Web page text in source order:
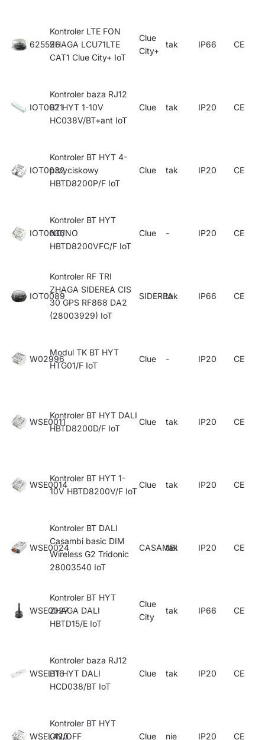
625596
Kontroler LTE FON
ZHAGA LCU71LTE
CAT1 Clue City+ IoT
Clue
City+
tak IP66 CE
IOT0021
Kontroler baza RJ12
BT HYT 1-10V
HC038V/BT+ant IoT
Clue tak IP20 CE
IOT0032
Kontroler BT HYT 4-
przyciskowy
HBTD8200P/F IoT
Clue tak IP20 CE
IOT0036
Kontroler BT HYT
NC/NO
HBTD8200VFC/F IoT
Clue - IP20 CE
IOT0089
Kontroler RF TRI
ZHAGA SIDEREA CIS
30 GPS RF868 DA2
(28003929) IoT
SIDEREAtak IP66 CE
W02996
Modul TK BT HYT
HTG01/F IoT
Clue - IP20 CE
WSE0011
Kontroler BT HYT DALI
HBTD8200D/F IoT
Clue tak IP20 CE
WSE0014
Kontroler BT HYT 1-
10V HBTD8200V/F IoT
Clue tak IP20 CE
WSE0024
Kontroler BT DALI
Casambi basic DIM
Wireless G2 Tridonic
28003540 IoT
CASAMBI
tak IP20 CE
WSE0027
Kontroler BT HYT
ZHAGA DALI
HBTD15/E IoT
Clue
City
tak IP66 CE
WSEL116
Kontroler baza RJ12
BT HYT DALI
HCD038/BT IoT
Clue tak IP20 CE
WSEL420
Kontroler BT HYT
ON/OFF
Clue nie IP20 CE